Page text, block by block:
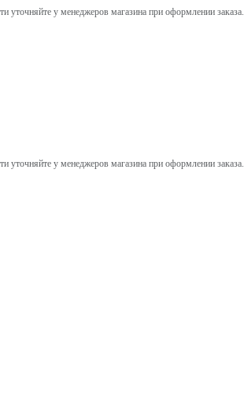
уточняйте у менеджеров магазина при оформлении заказа.
уточняйте у менеджеров магазина при оформлении заказа.